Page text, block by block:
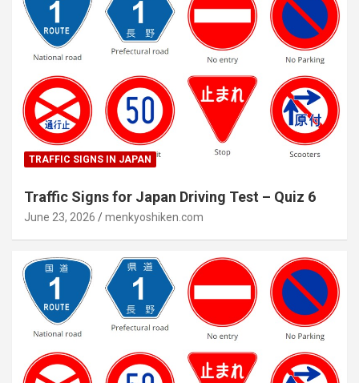
TRAFFIC SIGNS IN JAPAN
Traffic Signs for Japan Driving Test – Quiz 6
June 23, 2026 menkyoshiken.com